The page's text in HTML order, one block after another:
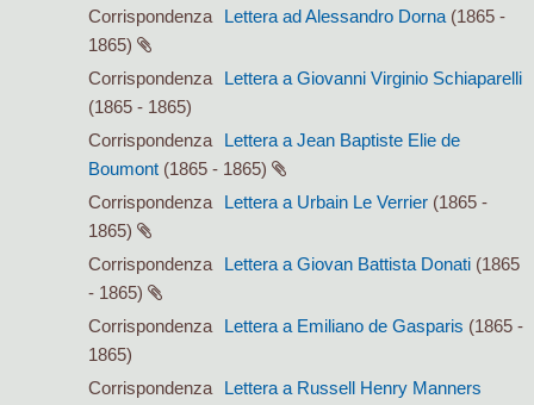
Corrispondenza
Lettera ad Alessandro Dorna (1865 -
1865)
Corrispondenza
Lettera a Giovanni Virginio Schiaparelli
(1865 - 1865)
Corrispondenza
Lettera a Jean Baptiste Elie de
Boumont (1865 - 1865)
Corrispondenza
Lettera a Urbain Le Verrier (1865 -
1865)
Corrispondenza
Lettera a Giovan Battista Donati (1865
- 1865)
Corrispondenza
Lettera a Emiliano de Gasparis (1865 -
1865)
Corrispondenza
Lettera a Russell Henry Manners